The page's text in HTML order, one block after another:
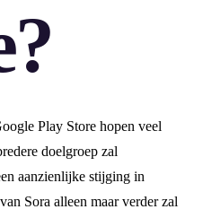
Play Store hopen veel
doelgroep zal
aanzienlijke stijging in
Sora alleen maar verder zal